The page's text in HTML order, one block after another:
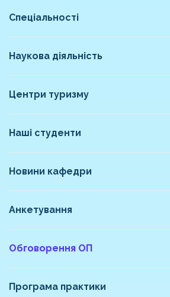
Спеціальності
Наукова діяльність
Центри туризму
Наші студенти
Новини кафедри
Анкетування
Обговорення ОП
Програма практики